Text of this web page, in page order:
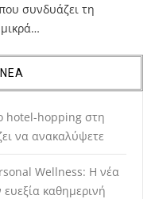
συνδυάζει τη
hotel-hopping στη
να ανακαλύψετε
Wellness: Η νέα
καθημερινή